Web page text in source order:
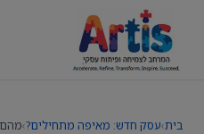
בית›עסק חדש: מאיפה מתחילים?›